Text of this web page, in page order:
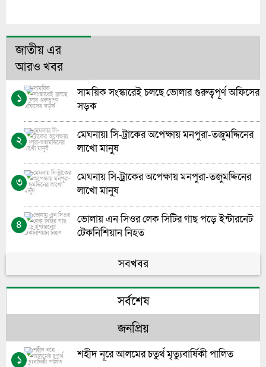
জাতীয় এর
আরও খবর
১
সাময়িক সংস্কারেই চলছে ভোলার গুরুত্বপূর্ণ অফিসের
সড়ক
২
মেঘনায়l সি-ট্রাকের অপেক্ষায় মনপুরা-তজুমদ্দিনের
লাখো মানুষ
৩
মেঘনায় সি-ট্রাকের অপেক্ষায় মনপুরা-তজুমদ্দিনের
লাখো মানুষ
৪
ভোলায় এন সিওর লেক সিটির গাছ পড়ে ইন্টারনেট
টেকনিশিয়ান নিহত
ভোলা সরকারি মহিলা কলেজের এইচএসসি বাংলা
পরীক্ষা নিয়ে বিভ্রান্তির অবসান
গণতন্ত্রের পথচলায় নীরব যোদ্ধাদের প্রাপ্য স্বীকৃত
৭
জুলাই সনদ বাস্তবায়ন না হলে ক্ষমতায় যারা আসবে
তারাই ‘শেখ হাসিনা’ হয়ে উঠবে: গোলাম পরোয়ার
সবখবর
সর্বশেষ
জনপ্রিয়
১ শহীদ নূরে আলমের চতুর্থ মৃত্যুবার্ষিকী পালিত